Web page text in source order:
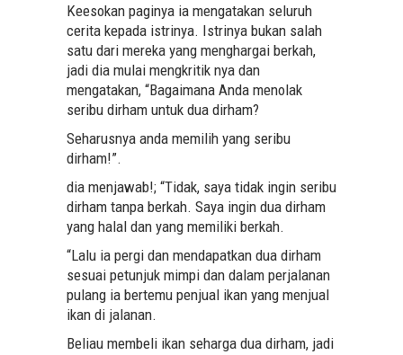
Keesokan paginya ia mengatakan seluruh
cerita kepada istrinya. Istrinya bukan salah
satu dari mereka yang menghargai berkah,
jadi dia mulai mengkritik nya dan
mengatakan, “Bagaimana Anda menolak
seribu dirham untuk dua dirham?
Seharusnya anda memilih yang seribu
dirham!”.
dia menjawab!; “Tidak, saya tidak ingin seribu
dirham tanpa berkah. Saya ingin dua dirham
yang halal dan yang memiliki berkah.
“Lalu ia pergi dan mendapatkan dua dirham
sesuai petunjuk mimpi dan dalam perjalanan
pulang ia bertemu penjual ikan yang menjual
ikan di jalanan.
Beliau membeli ikan seharga dua dirham, jadi